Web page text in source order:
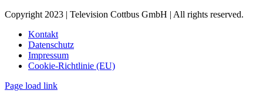
Copyright 2023 | Television Cottbus GmbH | All rights reserved.
Kontakt
Datenschutz
Impressum
Cookie-Richtlinie (EU)
Page load link